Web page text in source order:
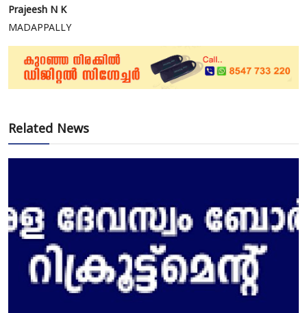
Prajeesh N K
MADAPPALLY
Related News